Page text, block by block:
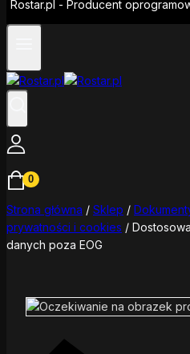
Rostar.pl - Producent
0
Strona główna / Sklep /
prywatności i cookies /
danych poza EOG